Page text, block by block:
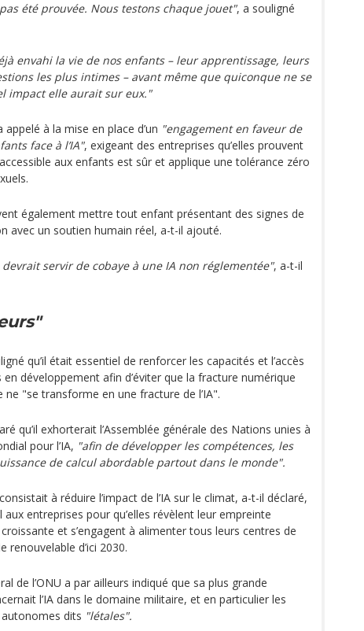
été prouvée. Nous testons chaque jouet", a souligné
envahi la vie de nos enfants – leur apprentissage, leurs
les plus intimes – avant même que quiconque ne se
impact elle aurait sur eux."
à la mise en place d’un "engagement en faveur de
face à l’IA", exigeant des entreprises qu’elles prouvent
aux enfants est sûr et applique une tolérance zéro
également mettre tout enfant présentant des signes de
avec un soutien humain réel, a-t-il ajouté.
servir de cobaye à une IA non réglementée", a-t-il
qu’il était essentiel de renforcer les capacités et l’accès
en développement afin d’éviter que la fracture numérique
"se transforme en une fracture de l’IA".
qu’il exhorterait l’Assemblée générale des Nations unies à
pour l’IA, "afin de développer les compétences, les
de calcul abordable partout dans le monde".
à réduire l’impact de l’IA sur le climat, a-t-il déclaré,
entreprises pour qu’elles révèlent leur empreinte
et s’engagent à alimenter tous leurs centres de
renouvelable d’ici 2030.
de l’ONU a par ailleurs indiqué que sa plus grande
l’IA dans le domaine militaire, et en particulier les
autonomes dits "létales".